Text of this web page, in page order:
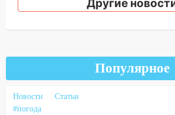
новых аппаратов ИВЛ
и проводят новое
В Ульяновске
мусора
Другие
Популярное
Новости
Статьи
#погода